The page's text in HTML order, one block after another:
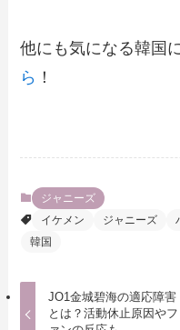
他にも気になる韓国
ら ！
ジャニーズ
イケメン
ジャニーズ
韓国
JO1金城碧海の適応障害
とは？活動休止原因やフ